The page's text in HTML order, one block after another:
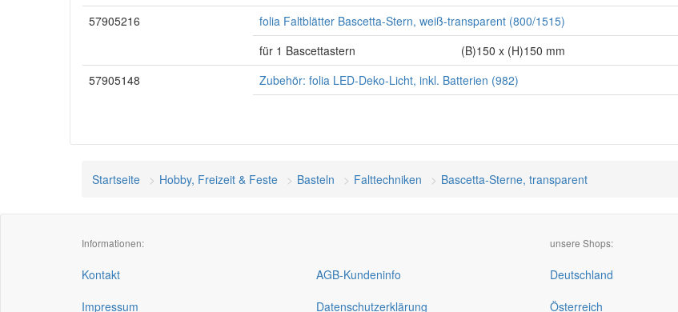
57905216
folia Faltblätter Bascetta-Stern, weiß-transparent (800/1515)
für 1 Bascettastern
(B)150 x (H)150 mm
57905148
Zubehör: folia LED-Deko-Licht, inkl. Batterien (982)
Startseite Hobby, Freizeit & Feste Basteln Falttechniken Bascetta-Sterne, transparent
Informationen:
Kontakt
Impressum
AGB-Kundeninfo
Datenschutzerklärung
unsere Shops:
Deutschland
Österreich